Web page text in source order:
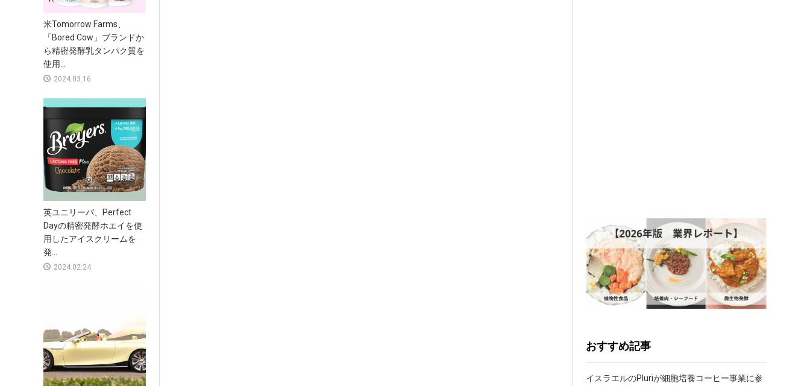
米Tomorrow Farms、
「Bored Cow」ブランドか
ら精密発酵乳タンパク質を
使用...
2024.03.16
英ユニリーバ、Perfect
Dayの精密発酵ホエイを使
用したアイスクリームを
発...
2024.02.24
おすすめ記事
イスラエルのPluriが細胞培養コーヒー事業に参